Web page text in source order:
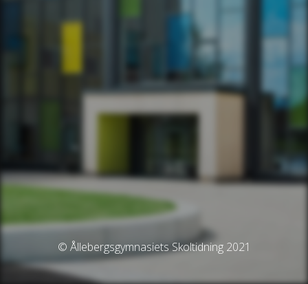
© Ållebergsgymnasiets Skoltidning 2021